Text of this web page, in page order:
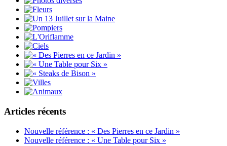
Articles récents
Nouvelle référence : « Des Pierres en ce Jardin »
Nouvelle référence : « Une Table pour Six »